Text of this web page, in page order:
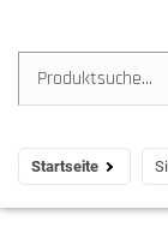
Startseite